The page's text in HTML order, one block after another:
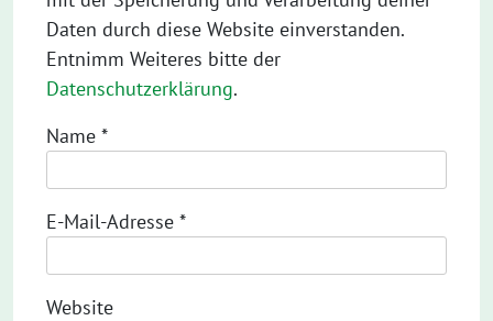
Daten durch diese Website einverstanden.
Entnimm Weiteres bitte der
Datenschutzerklärung.
Name *
E-Mail-Adresse *
Website